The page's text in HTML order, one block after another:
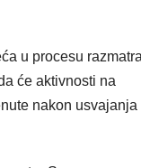
u procesu
će aktivnosti na
nakon usvajanja